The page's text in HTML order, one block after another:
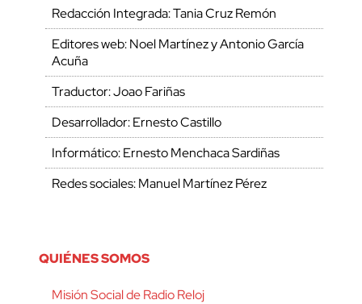
Redacción Integrada: Tania Cruz Remón
Editores web: Noel Martínez y Antonio García
Acuña
Traductor: Joao Fariñas
Desarrollador: Ernesto Castillo
Informático: Ernesto Menchaca Sardiñas
Redes sociales: Manuel Martínez Pérez
QUIÉNES SOMOS
Misión Social de Radio Reloj